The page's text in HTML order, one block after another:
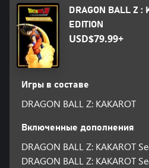
DRAGON BALL Z :
EDITION
USD$79.99+
Игры в составе
DRAGON BALL Z: KAKAROT
Включенные дополнения
DRAGON BALL Z: KAKAROT
DRAGON BALL Z: KAKAROT